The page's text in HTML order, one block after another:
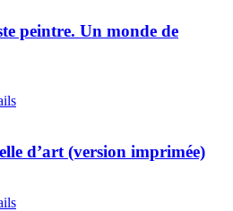
peintre. Un monde de
d’art (version imprimée)